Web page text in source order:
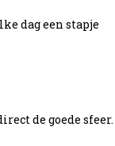
dag een stapje
de goede sfeer.